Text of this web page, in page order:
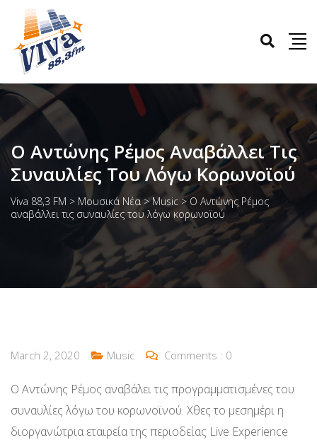
Ο Αντώνης Ρέμος Αναβάλλει Τις
Συναυλίες Του Λόγω Κορωνοϊού
Viva 88,3 FM > Μουσικά Νέα>Music > Ο Αντώνης Ρέμος
αναβάλλει τις συναυλίες του λόγω κορωνοϊού
March 2, 2020 Music Comments : 0
Ο Αντώνης Ρέμος αναβάλει τις προγραμματισμένες του
συναυλίες λόγω του κορωνοϊνού. Χθες το μεσημέρι η
διοργανώτρια εταιρεία της περιοδείας Live Experience